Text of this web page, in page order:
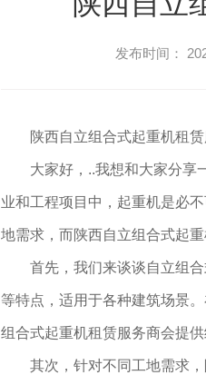
发布时间：
陕西自立组合式起重机租
大家好，..我想和大家分享
业和工程项目中，起重机是必
地需求，而陕西自立组合式起
首先，我们来谈谈自立组
等特点，适用于各种建筑场景
组合式起重机租赁服务商会提
其次，针对不同工地需求